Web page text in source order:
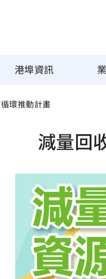
港埠資訊
環推動計畫
減量回